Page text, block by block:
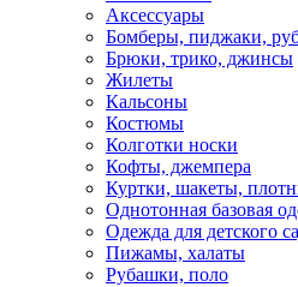
Аксессуары
Бомберы, пиджаки,
Брюки, трико, джинсы
Жилеты
Кальсоны
Костюмы
Колготки носки
Кофты, джемпера
Куртки, шакеты,
Однотонная базовая
Одежда для детского
Пижамы, халаты
Рубашки, поло